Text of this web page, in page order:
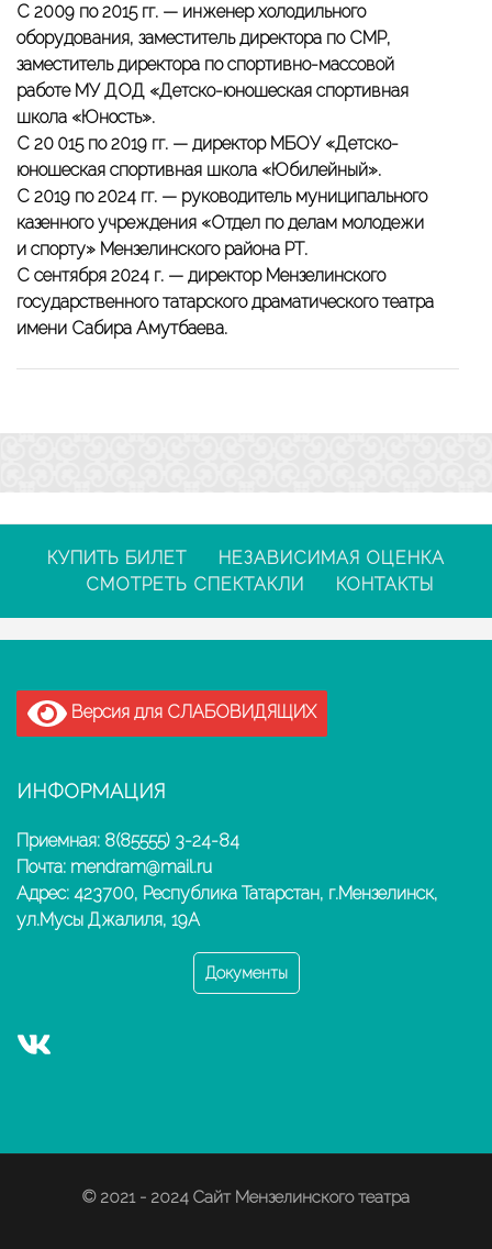
С 2009 по 2015 гг. — инженер холодильного
оборудования, заместитель директора по СМР,
заместитель директора по спортивно-массовой
работе МУ ДОД «Детско-юношеская спортивная
школа «Юность».
С 20 015 по 2019 гг. — директор МБОУ «Детско-
юношеская спортивная школа «Юбилейный».
С 2019 по 2024 гг. — руководитель муниципального
казенного учреждения «Отдел по делам молодежи
и спорту» Мензелинского района РТ.
С сентября 2024 г. — директор Мензелинского
государственного татарского драматического театра
имени Сабира Амутбаева.
КУПИТЬ БИЛЕТ
НЕЗАВИСИМАЯ ОЦЕНКА
СМОТРЕТЬ СПЕКТАКЛИ
КОНТАКТЫ
Версия для СЛАБОВИДЯЩИХ
ИНФОРМАЦИЯ
Приемная: 8(85555) 3-24-84
Почта: mendram@mail.ru
Адрес: 423700, Республика Татарстан, г.Мензелинск,
ул.Мусы Джалиля, 19А
Документы
© 2021 - 2024 Сайт Мензелинского театра